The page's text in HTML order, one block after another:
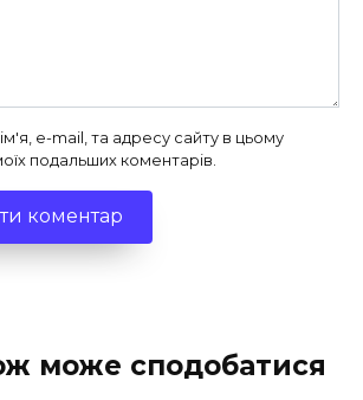
e-mail, та адресу сайту в цьому
подальших коментарів.
може сподобатися